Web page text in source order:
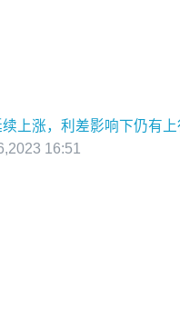
上涨，利差影响下仍有上
16:51